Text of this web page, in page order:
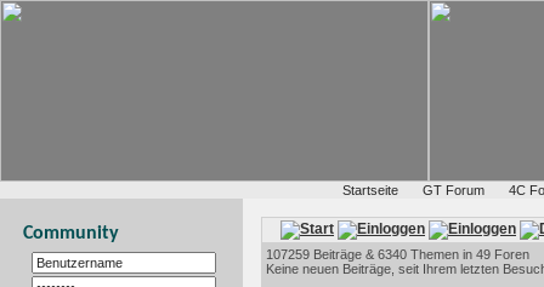
Startseite GT Forum 4C
Community
107259 Beiträge & 6340 Themen in 49 Foren
Keine neuen Beiträge, seit Ihrem letzten